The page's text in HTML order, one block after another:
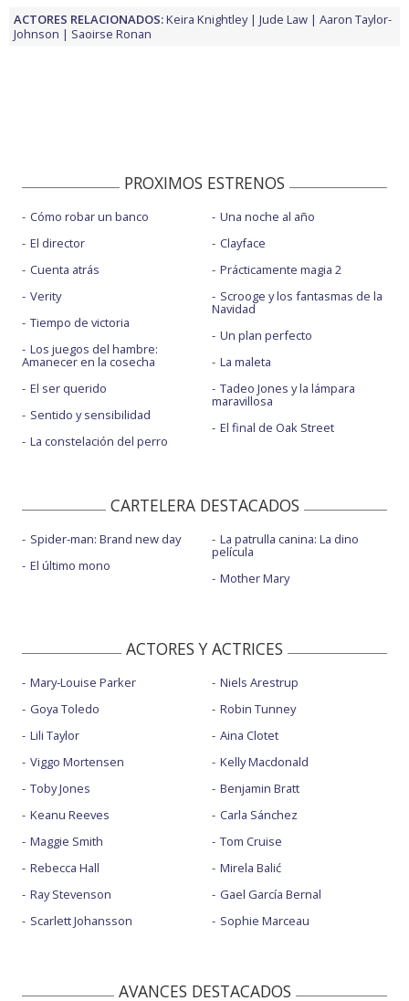
ACTORES RELACIONADOS:Keira Knightley Jude Law
Aaron Taylor-
Johnson
Saoirse Ronan
PROXIMOS ESTRENOS
Cómo robar un banco
El director
Cuenta atrás
Verity
Tiempo de victoria
Los juegos del hambre:
Amanecer en la cosecha
El ser querido
Sentido y sensibilidad
La constelación del perro
Una noche al año
Clayface
Prácticamente magia 2
Scrooge y los fantasmas de la
Navidad
Un plan perfecto
La maleta
Tadeo Jones y la lámpara
maravillosa
El final de Oak Street
CARTELERA DESTACADOS
Spider-man: Brand new day
El último mono
La patrulla canina: La dino
película
Mother Mary
ACTORES Y ACTRICES
Mary-Louise Parker
Goya Toledo
Lili Taylor
Viggo Mortensen
Toby Jones
Keanu Reeves
Maggie Smith
Rebecca Hall
Ray Stevenson
Scarlett Johansson
Niels Arestrup
Robin Tunney
Aina Clotet
Kelly Macdonald
Benjamin Bratt
Carla Sánchez
Tom Cruise
Mirela Balić
Gael García Bernal
Sophie Marceau
AVANCES DESTACADOS